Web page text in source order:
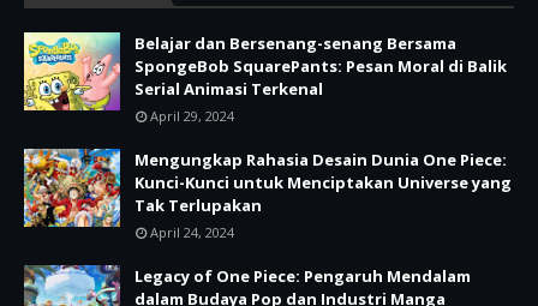
Belajar dan Bersenang-senang Bersama
SpongeBob SquarePants: Pesan Moral di Balik
Serial Animasi Terkenal
April 29, 2024
Mengungkap Rahasia Desain Dunia One Piece:
Kunci-Kunci untuk Menciptakan Universe yang
Tak Terlupakan
April 24, 2024
Legacy of One Piece: Pengaruh Mendalam
dalam Budaya Pop dan Industri Manga